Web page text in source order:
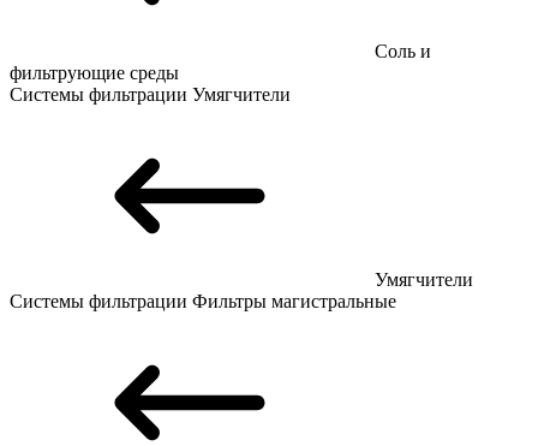
Соль и
фильтрующие среды
Системы фильтрации Умягчители
Умягчители
Системы фильтрации Фильтры магистральные